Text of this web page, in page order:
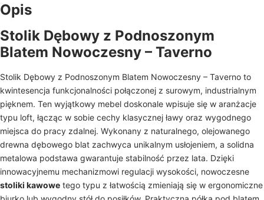
Opis
Stolik Dębowy z Podnoszonym
Blatem Nowoczesny – Taverno
Stolik Dębowy z Podnoszonym Blatem Nowoczesny – Taverno to
kwintesencja funkcjonalności połączonej z surowym, industrialnym
pięknem. Ten wyjątkowy mebel doskonale wpisuje się w aranżacje
typu loft, łącząc w sobie cechy klasycznej ławy oraz wygodnego
miejsca do pracy zdalnej. Wykonany z naturalnego, olejowanego
drewna dębowego blat zachwyca unikalnym usłojeniem, a solidna
metalowa podstawa gwarantuje stabilność przez lata. Dzięki
innowacyjnemu mechanizmowi regulacji wysokości, nowoczesne
stoliki kawowe tego typu z łatwością zmieniają się w ergonomiczne